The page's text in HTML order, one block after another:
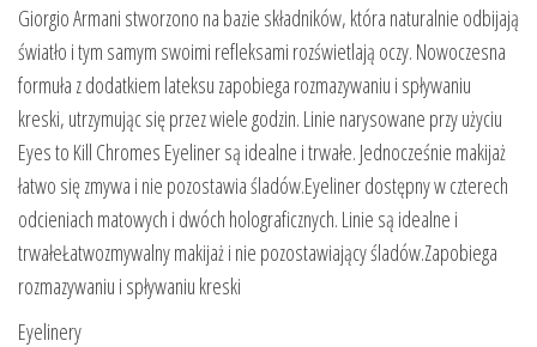
Giorgio Armani stworzono na bazie składników, która naturalnie odbijają
światło i tym samym swoimi refleksami rozświetlają oczy. Nowoczesna
formuła z dodatkiem lateksu zapobiega rozmazywaniu i spływaniu
kreski, utrzymując się przez wiele godzin. Linie narysowane przy użyciu
Eyes to Kill Chromes Eyeliner są idealne i trwałe. Jednocześnie makijaż
łatwo się zmywa i nie pozostawia śladów.Eyeliner dostępny w czterech
odcieniach matowych i dwóch holograficznych. Linie są idealne i
trwałeŁatwozmywalny makijaż i nie pozostawiający śladów.Zapobiega
rozmazywaniu i spływaniu kreski
Eyelinery